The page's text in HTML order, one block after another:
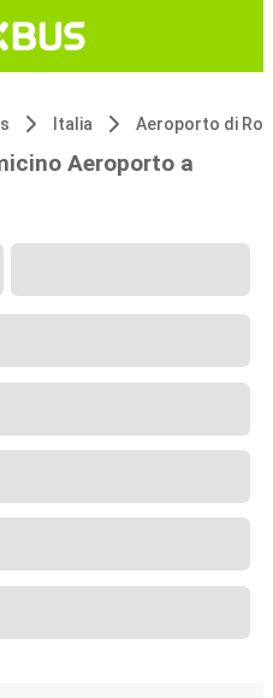
Italia
Aeroporto a